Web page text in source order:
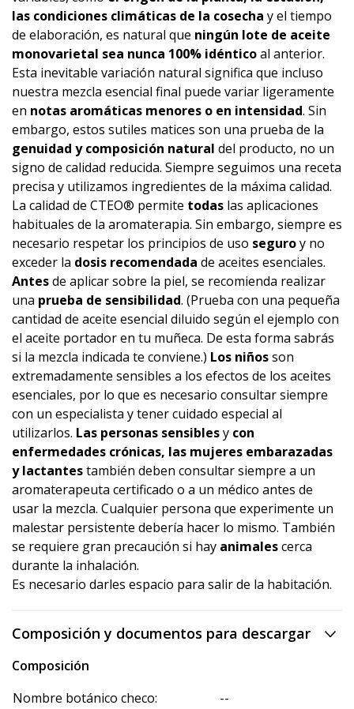
las condiciones climáticas de la cosecha y el tiempo
de elaboración, es natural que ningún lote de aceite
monovarietal sea nunca 100% idénticoal anterior.
Esta inevitable variación natural significa que incluso
nuestra mezcla esencial final puede variar ligeramente
en notas aromáticas menores o en intensidad. Sin
embargo, estos sutiles matices son una prueba de la
genuidad y composición natural del producto, no un
signo de calidad reducida. Siempre seguimos una receta
precisa y utilizamos ingredientes de la máxima calidad.
La calidad de CTEO® permite todas las aplicaciones
habituales de la aromaterapia. Sin embargo, siempre es
necesario respetar los principios de uso seguroy no
exceder la dosis recomendada de aceites esenciales.
Antesde aplicar sobre la piel, se recomienda realizar
una prueba de sensibilidad. (Prueba con una pequeña
cantidad de aceite esencial diluido según el ejemplo con
el aceite portador en tu muñeca. De esta forma sabrás
si la mezcla indicada te conviene.) Los niñosson
extremadamente sensibles a los efectos de los aceites
esenciales, por lo que es necesario consultar siempre
con un especialista y tener cuidado especial al
utilizarlos. Las personas sensiblesy con
enfermedades crónicas, las mujeres embarazadas
y lactantestambién deben consultar siempre a un
aromaterapeuta certificado o a un médico antes de
usar la mezcla. Cualquier persona que experimente un
malestar persistente debería hacer lo mismo. También
se requiere gran precaución si hay animalescerca
durante la inhalación.
Es necesario darles espacio para salir de la habitación.
Composición y documentos para descargar
Composición
Nombre botánico checo:
--